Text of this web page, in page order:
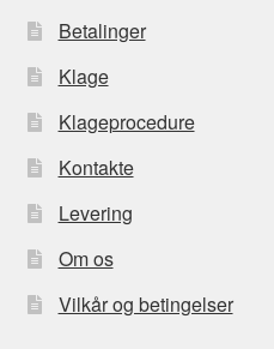
Betalinger
Klage
Klageprocedure
Kontakte
Levering
Om os
Vilkår og betingelser